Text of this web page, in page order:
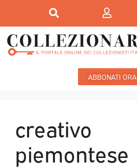
ABBONATI ORA
creativo
piemontese